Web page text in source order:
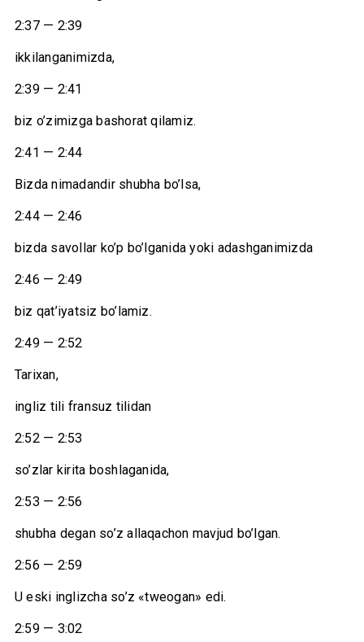
2:37 — 2:39
ikkilanganimizda,
2:39 — 2:41
biz o’zimizga bashorat qilamiz.
2:41 — 2:44
Bizda nimadandir shubha bo’lsa,
2:44 — 2:46
bizda savollar ko’p bo’lganida yoki adashganimizda
2:46 — 2:49
biz qat’iyatsiz bo’lamiz.
2:49 — 2:52
Tarixan,
ingliz tili fransuz tilidan
2:52 — 2:53
so’zlar kirita boshlaganida,
2:53 — 2:56
shubha degan so’z allaqachon mavjud bo’lgan.
2:56 — 2:59
U eski inglizcha so’z «tweogan» edi.
2:59 — 3:02